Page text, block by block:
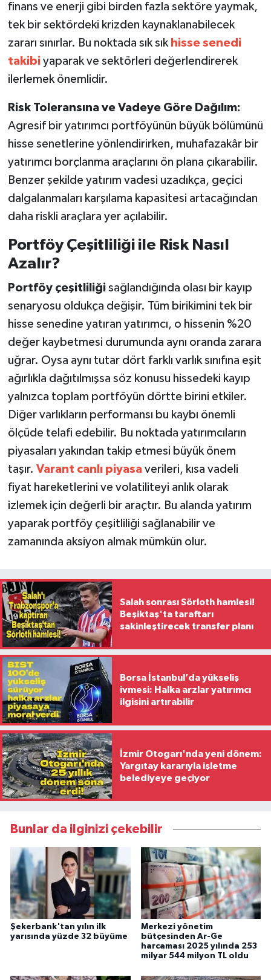
finans ve enerji gibi birden fazla sektöre yaymak,
tek bir sektördeki krizden kaynaklanabilecek
zararı sınırlar. Bu noktada sık sık hisse senedi
takibiyaparak ve sektörleri değerlendirerek
ilerlemek önemlidir.
Risk Toleransına ve Vadeye Göre Dağılım:
Agresif bir yatırımcı portföyünün büyük bölümünü
hisse senetlerine yönlendirirken, muhafazakâr bir
yatırımcı borçlanma araçlarını ön plana çıkarabilir.
Benzer şekilde yatırım vadesi uzadıkça, geçici
dalgalanmaları karşılama kapasitesi artacağından
daha riskli araçlara yer açılabilir.
Portföy Çeşitliliği ile Risk Nasıl
Azalır?
Portföy çeşitliliğisağlandığında olası bir kayıp
senaryosu oldukça değişir. Tüm birikimini tek bir
hisse senedine yatıran yatırımcı, o hissenin %20
değer kaybetmesi durumunda aynı oranda zarara
uğrar. Oysa aynı tutar dört farklı varlık sınıfına eşit
ağırlıkla dağıtılmışsa söz konusu hissedeki kayıp
yalnızca toplam portföyün dörtte birini etkiler.
Diğer varlıkların performansı bu kaybı önemli
ölçüde telafi edebilir. Bu noktada yatırımcıların
piyasaları yakından takip etmesi büyük önem
taşır. Varant canlı piyasaverileri, kısa vadeli
fiyat hareketlerini ve volatiliteyi anlık olarak
izlemek için değerli bir araçtır. Bu alanda yatırım
yaparak portföy çeşitliliği sağlanabilir ve
zamanında aksiyon almak mümkün olur.
Salah sonrası Sörloth hamlesi!
Beşiktaş'ta taraftarı
sakinleştirecek transfer planı
Borsa İstanbul’da yükseliş
ivmesi: Halka arzlar yatırımcı
ilgisini artırabilir
İzmir Otogarı'nda yeni dönem:
Yargıtay kararıyla işletme
belediyeye geçiyor
Bunlar da ilginizi çekebilir
Şekerbank'tan yılın ilk
yarısında yüzde 32 büyüme
Merkezi yönetim
bütçesinden Ar-Ge
harcaması 2025 yılında 253
milyar 544 milyon TL oldu